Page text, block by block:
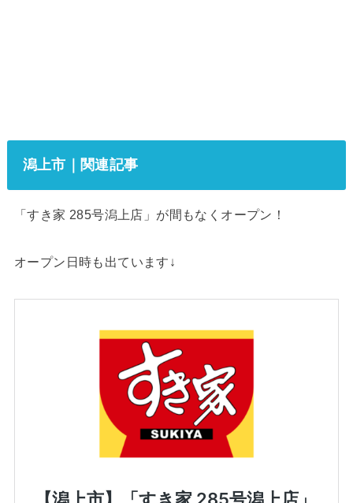
潟上市｜関連記事
「すき家 285号潟上店」が間もなくオープン！
オープン日時も出ています↓